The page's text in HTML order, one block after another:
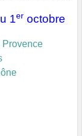
1er octobre
Provence